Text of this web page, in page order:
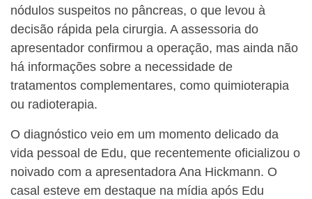
nódulos suspeitos no pâncreas, o que levou à
decisão rápida pela cirurgia. A assessoria do
apresentador confirmou a operação, mas ainda não
há informações sobre a necessidade de
tratamentos complementares, como quimioterapia
ou radioterapia.
O diagnóstico veio em um momento delicado da
vida pessoal de Edu, que recentemente oficializou o
noivado com a apresentadora Ana Hickmann. O
casal esteve em destaque na mídia após Edu